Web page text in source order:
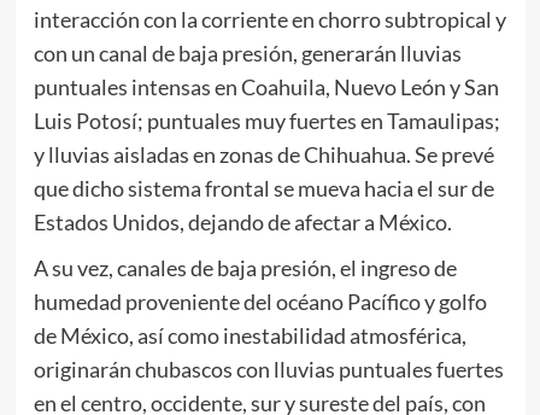
interacción con la corriente en chorro subtropical y
con un canal de baja presión, generarán lluvias
puntuales intensas en Coahuila, Nuevo León y San
Luis Potosí; puntuales muy fuertes en Tamaulipas;
y lluvias aisladas en zonas de Chihuahua. Se prevé
que dicho sistema frontal se mueva hacia el sur de
Estados Unidos, dejando de afectar a México.
A su vez, canales de baja presión, el ingreso de
humedad proveniente del océano Pacífico y golfo
de México, así como inestabilidad atmosférica,
originarán chubascos con lluvias puntuales fuertes
en el centro, occidente, sur y sureste del país, con